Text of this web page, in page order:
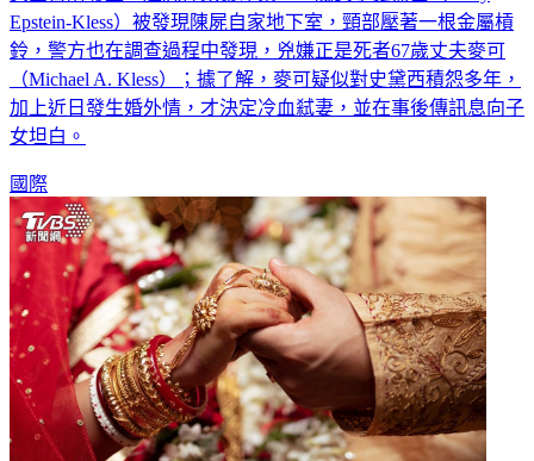
Epstein-Kless）被發現陳屍自家地下室，頸部壓著一根金屬槓
鈴，警方也在調查過程中發現，兇嫌正是死者67歲丈夫麥可
（Michael A. Kless）；據了解，麥可疑似對史黛西積怨多年，
加上近日發生婚外情，才決定冷血弒妻，並在事後傳訊息向子
女坦白。
國際